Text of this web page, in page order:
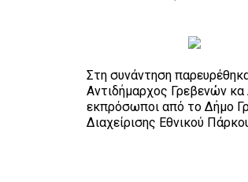
Στη συνάντηση
Αντιδήμαρχος Γρεβενών κα
εκπρόσωποι από το Δήμο
Διαχείρισης Εθνικού